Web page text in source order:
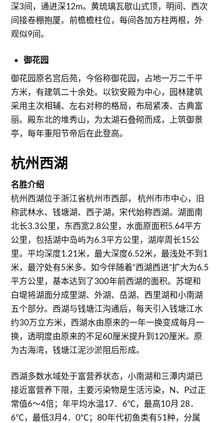
深3间，通进深12m。黄琉璃瓦歇山式顶，明间、西次
间接卷棚抱厦。前檐檐柱位，每间各加方柱两根，外
观似9间。
御花园
御花园原名宫后苑，今俗称御花园，占地一万二千平
方米，有建筑二十余处。以钦安殿为中心，园林建筑
采用主次相辅、左右对称的格局，布局紧凑、古典富
丽。殿东北的堆秀山，为太湖石叠砌而成，上筑御景
亭，每年重阳节帝后在此登高。
杭州西湖
名胜介绍
杭州西湖位于浙江省杭州市西部， 杭州市市中心，旧
称武林水、钱塘湖、西子湖，宋代始称西湖。湖面南
北长3.3公里，东西宽2.8公里，水面原面积5.64平方
公里，包括湖中岛屿为6.3平方公里，湖岸周长15公
里。平均深度1.21米，最大深度6.52米，最浅处不到1
米，最泞处有5米多。如今伴随着“西湖西进”扩大为6.5
平方公里，基本达到了300年前西湖的面积。苏堤和
白堤将湖面分成里湖、外湖、岳湖、西里湖和小南湖
五个部分。西湖与钱塘江沟通后，每天引入钱塘江水
约30万立方米，西湖水由原来的一年一换变成每月一
换，透明度由原来的不足60厘米提升到120厘米。原
为古海湾，钱塘江泥沙淤阻后形成。
西湖多数水域处于富营养状态，小南湖和三潭内湖已
接近富营养下限，主要污染物是生活污染，N、P过正
常值6～4倍；年平均水温17．6℃，最高10月 28．
6℃，最低3月4．0℃；80年代初鱼类有51种，分属